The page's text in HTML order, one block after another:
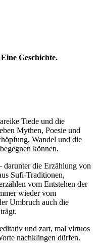
Geschichte.
Tiede und die
Mythen, Poesie und
Wandel und die
können.
darunter die Erzählung von
Sufi-Traditionen,
vom Entstehen der
wieder vom
Umbruch auch die
und zart, mal virtuos
nachklingen dürfen.